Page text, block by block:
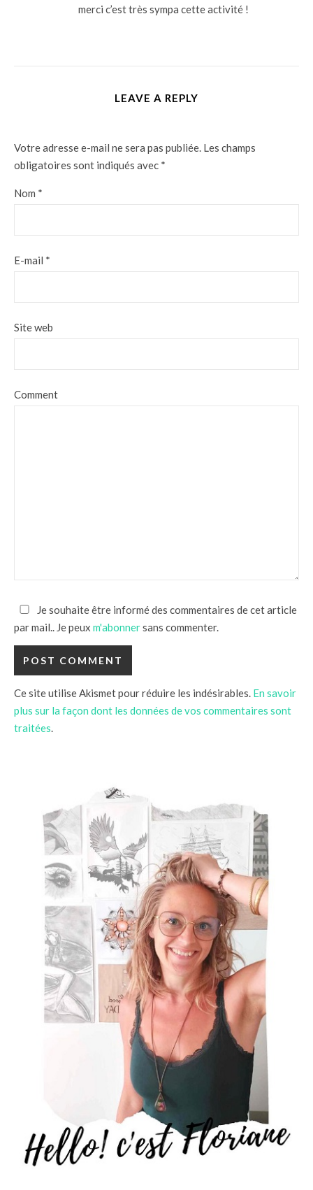
merci c’est très sympa cette activité !
LEAVE A REPLY
Votre adresse e-mail ne sera pas publiée. Les champs
obligatoires sont indiqués avec *
Nom *
E-mail *
Site web
Comment
Je souhaite être informé des commentaires de cet article
par mail.. Je peux m'abonnersans commenter.
Ce site utilise Akismet pour réduire les indésirables. En savoir
plus sur la façon dont les données de vos commentaires sont
traitées.